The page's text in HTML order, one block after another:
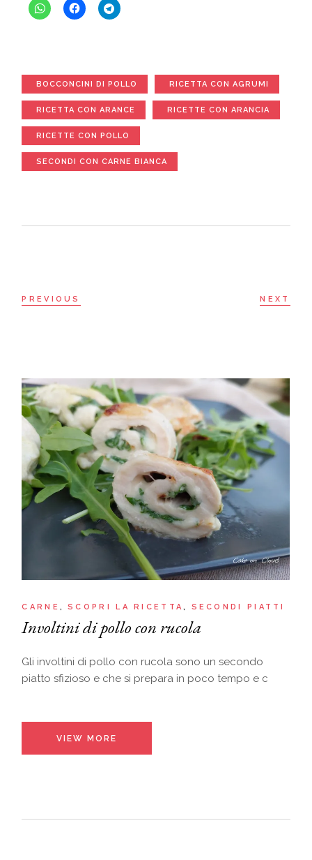
BOCCONCINI DI POLLO RICETTA CON AGRUMI
RICETTA CON ARANCE RICETTE CON ARANCIA
RICETTE CON POLLO
SECONDI CON CARNE BIANCA
PREVIOUS NEXT
CARNE SCOPRI LA RICETTA SECONDI PIATTI
Involtini di pollo con rucola
Gli involtini di pollo con rucola sono un secondo
piatto sfizioso e che si prepara in poco tempo e c
VIEW MORE